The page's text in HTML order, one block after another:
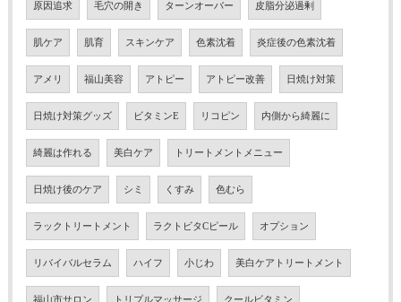
原因追求 毛穴の開き ターンオーバー 皮脂分泌過剰
肌ケア 肌育 スキンケア 色素沈着 炎症後の色素沈着
アメリ 福山美容 アトピー アトピー改善 日焼け対策
日焼け対策グッズ ビタミンE リコピン 内側から綺麗に
綺麗は作れる 美白ケア トリートメントメニュー
日焼け後のケア シミ くすみ 色むら
ラックトリートメント ラクトビタCピール オプション
リバイバルセラム ハイフ 小じわ 美白ケアトリートメント
福山市サロン トリプルマッサージ クールビタミン